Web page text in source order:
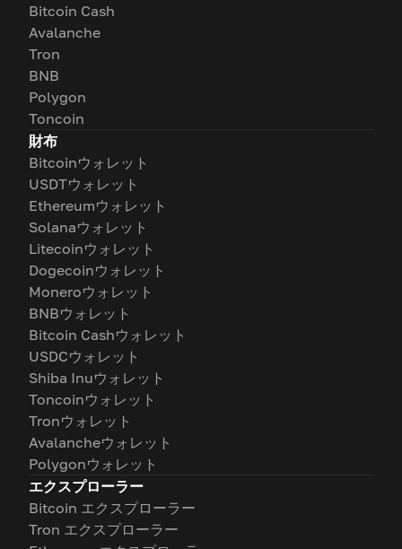
Bitcoin Cash
Avalanche
Tron
BNB
Polygon
Toncoin
財布
Bitcoinウォレット
USDTウォレット
Ethereumウォレット
Solanaウォレット
Litecoinウォレット
Dogecoinウォレット
Moneroウォレット
BNBウォレット
Bitcoin Cashウォレット
USDCウォレット
Shiba Inuウォレット
Toncoinウォレット
Tronウォレット
Avalancheウォレット
Polygonウォレット
エクスプローラー
Bitcoin エクスプローラー
Tron エクスプローラー